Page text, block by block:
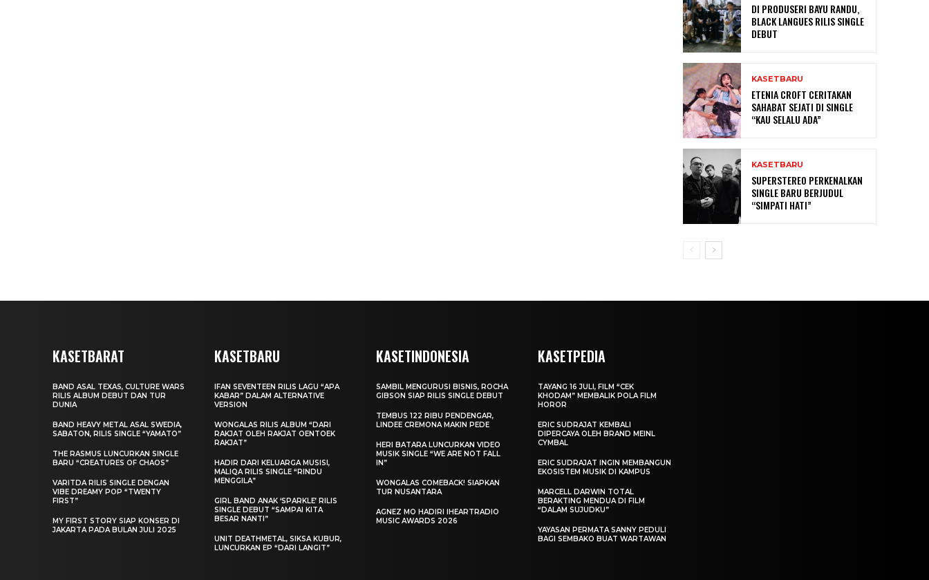
DI PRODUSERI BAYU RANDU,
BLACK LANGUES RILIS SINGLE
DEBUT
KASETBARU
ETENIA CROFT CERITAKAN
SAHABAT SEJATI DI SINGLE
“KAU SELALU ADA”
KASETBARU
SUPERSTEREO PERKENALKAN
SINGLE BARU BERJUDUL
“SIMPATI HATI”
KASETBARAT
BAND ASAL TEXAS, CULTURE WARS
RILIS ALBUM DEBUT DAN TUR
DUNIA
BAND HEAVY METAL ASAL SWEDIA,
SABATON, RILIS SINGLE “YAMATO”
THE RASMUS LUNCURKAN SINGLE
BARU “CREATURES OF CHAOS”
VARITDA RILIS SINGLE DENGAN
VIBE DREAMY POP “TWENTY
FIRST”
MY FIRST STORY SIAP KONSER DI
JAKARTA PADA BULAN JULI 2025
KASETBARU
IFAN SEVENTEEN RILIS LAGU “APA
KABAR” DALAM ALTERNATIVE
VERSION
WONGALAS RILIS ALBUM “DARI
RAKJAT OLEH RAKJAT OENTOEK
RAKJAT”
HADIR DARI KELUARGA MUSISI,
MALIQA RILIS SINGLE “RINDU
MENGGILA”
GIRL BAND ANAK ‘SPARKLE’ RILIS
SINGLE DEBUT “SAMPAI KITA
BESAR NANTI”
UNIT DEATHMETAL, SIKSA KUBUR,
LUNCURKAN EP “DARI LANGIT”
KASETINDONESIA
SAMBIL MENGURUSI BISNIS, ROCHA
GIBSON SIAP RILIS SINGLE DEBUT
TEMBUS 122 RIBU PENDENGAR,
LINDEE CREMONA MAKIN PEDE
HERI BATARA LUNCURKAN VIDEO
MUSIK SINGLE “WE ARE NOT FALL
IN”
WONGALAS COMEBACK! SIAPKAN
TUR NUSANTARA
AGNEZ MO HADIRI IHEARTRADIO
MUSIC AWARDS 2026
KASETPEDIA
TAYANG 16 JULI, FILM “CEK
KHODAM” MEMBALIK POLA FILM
HOROR
ERIC SUDRAJAT KEMBALI
DIPERCAYA OLEH BRAND MEINL
CYMBAL
ERIC SUDRAJAT INGIN MEMBANGUN
EKOSISTEM MUSIK DI KAMPUS
MARCELL DARWIN TOTAL
BERAKTING MENDUA DI FILM
“DALAM SUJUDKU”
YAYASAN PERMATA SANNY PEDULI
BAGI SEMBAKO BUAT WARTAWAN